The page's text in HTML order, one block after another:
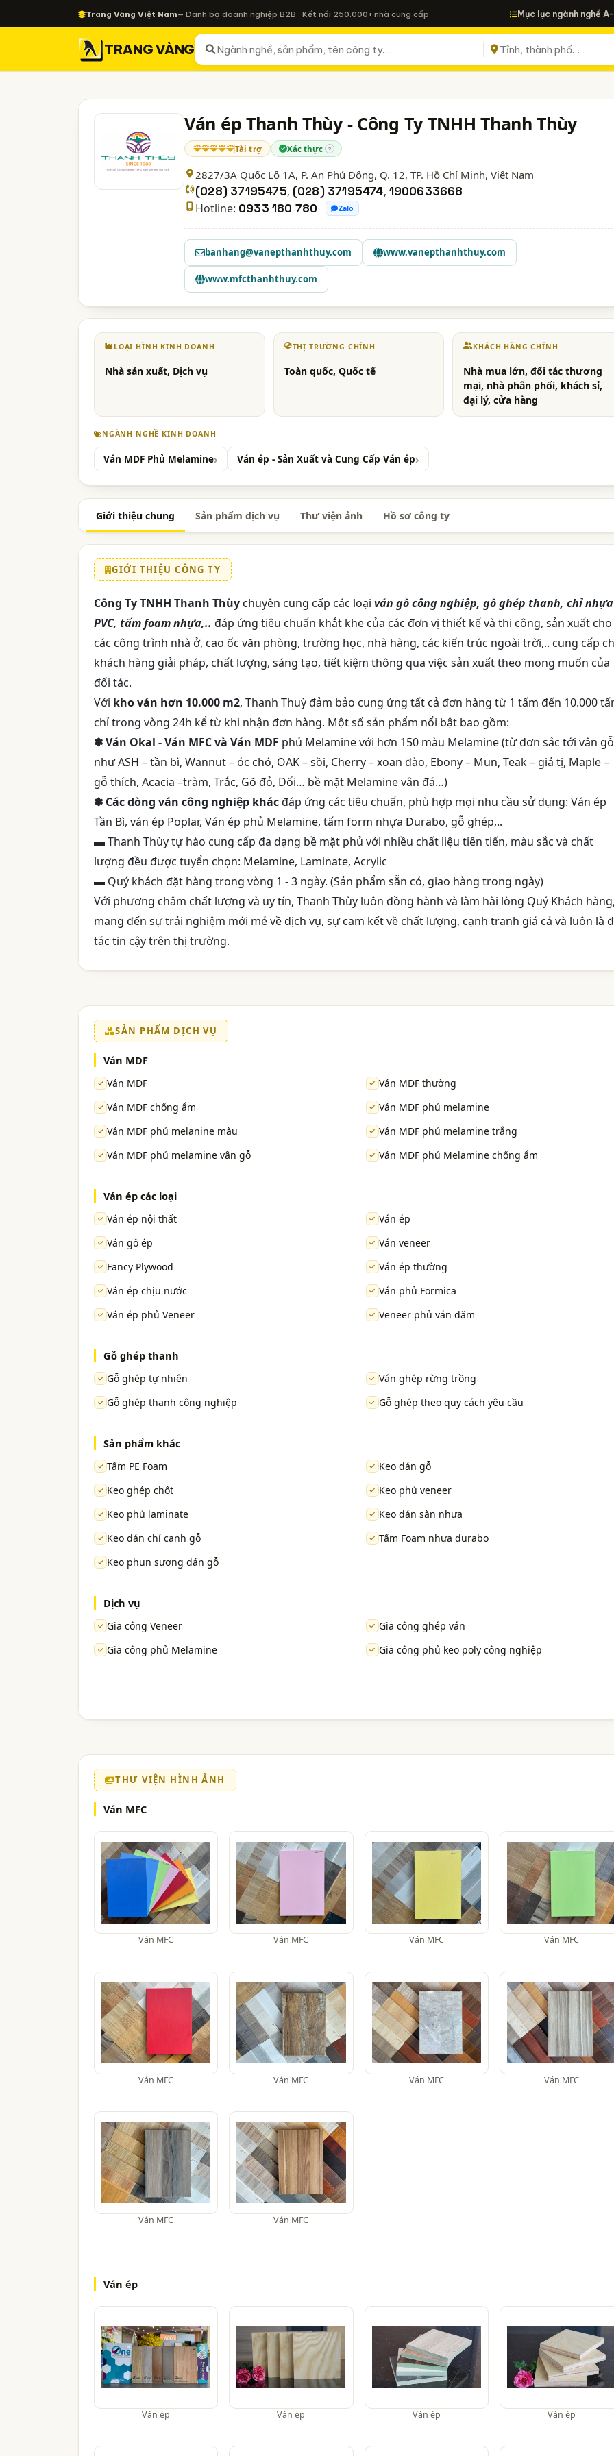
Trang Vàng Việt Nam— Danh bạ doanh nghiệp B2B · Kết nối 250.000+ nhà cung cấp Mục lục ngành nghề
TRANG VÀNG
Ván ép Thanh Thùy - Công Ty TNHH Thanh Thùy
Tài trợ Xác thực ?
2827/3A Quốc Lộ 1A, P. An Phú Đông, Q. 12, TP. Hồ Chí Minh, Việt Nam
(028) 37195475, (028) 37195474, 1900633668
Hotline: 0933 180 780 Zalo
banhang@vanepthanhthuy.com www.vanepthanhthuy.com
www.mfcthanhthuy.com
LOẠI HÌNH KINH DOANH
Nhà sản xuất, Dịch vụ
THỊ TRƯỜNG CHÍNH
Toàn quốc, Quốc tế
KHÁCH HÀNG CHÍNH
Nhà mua lớn, đối tác thương
mại, nhà phân phối, khách sỉ,
đại lý, cửa hàng
NGÀNH NGHỀ KINH DOANH
Ván MDF Phủ Melamine Ván ép - Sản Xuất và Cung Cấp Ván ép
Giới thiệu chung Sản phẩm dịch vụ Thư viện ảnh Hồ sơ công ty
GIỚI THIỆU CÔNG TY
Công Ty TNHH Thanh Thùy chuyên cung cấp các loại ván gỗ công nghiệp, gỗ ghép thanh, chỉ nhựa
PVC, tấm foam nhựa,.. đáp ứng tiêu chuẩn khắt khe của các đơn vị thiết kế và thi công, sản xuất cho
các công trình nhà ở, cao ốc văn phòng, trường học, nhà hàng, các kiến trúc ngoài trời,.. cung cấp
khách hàng giải pháp, chất lượng, sáng tạo, tiết kiệm thông qua việc sản xuất theo mong muốn của
đối tác.
Với kho ván hơn 10.000 m2, Thanh Thuỳ đảm bảo cung ứng tất cả đơn hàng từ 1 tấm đến 10.000
chỉ trong vòng 24h kể từ khi nhận đơn hàng. Một số sản phẩm nổi bật bao gồm:
✽ Ván Okal - Ván MFC và Ván MDF phủ Melamine với hơn 150 màu Melamine (từ đơn sắc tới vân gỗ
như ASH – tần bì, Wannut – óc chó, OAK – sồi, Cherry – xoan đào, Ebony – Mun, Teak – giả tị, Maple –
gỗ thích, Acacia –tràm, Trắc, Gõ đỏ, Dổi… bề mặt Melamine vân đá…)
✽ Các dòng ván công nghiệp khácđáp ứng các tiêu chuẩn, phù hợp mọi nhu cầu sử dụng: Ván ép
Tần Bì, ván ép Poplar, Ván ép phủ Melamine, tấm form nhựa Durabo, gỗ ghép,..
▬ Thanh Thùy tự hào cung cấp đa dạng bề mặt phủ với nhiều chất liệu tiên tiến, màu sắc và chất
lượng đều được tuyển chọn: Melamine, Laminate, Acrylic
▬ Quý khách đặt hàng trong vòng 1 - 3 ngày. (Sản phẩm sẵn có, giao hàng trong ngày)
Với phương châm chất lượng và uy tín, Thanh Thùy luôn đồng hành và làm hài lòng Quý Khách
mang đến sự trải nghiệm mới mẻ về dịch vụ, sự cam kết về chất lượng, cạnh tranh giá cả và luôn là
tác tin cậy trên thị trường.
SẢN PHẨM DỊCH VỤ
Ván MDF
Ván MDF
Ván MDF thường
Ván MDF chống ẩm
Ván MDF phủ melamine
Ván MDF phủ melanine màu
Ván MDF phủ melamine trắng
Ván MDF phủ melamine vân gỗ
Ván MDF phủ Melamine chống ẩm
Ván ép các loại
Ván ép nội thất
Ván ép
Ván gỗ ép
Ván veneer
Fancy Plywood
Ván ép thường
Ván ép chịu nước
Ván phủ Formica
Ván ép phủ Veneer
Veneer phủ ván dăm
Gỗ ghép thanh
Gỗ ghép tự nhiên
Ván ghép rừng trồng
Gỗ ghép thanh công nghiệp
Gỗ ghép theo quy cách yêu cầu
Sản phẩm khác
Tấm PE Foam
Keo dán gỗ
Keo ghép chốt
Keo phủ veneer
Keo phủ laminate
Keo dán sàn nhựa
Keo dán chỉ cạnh gỗ
Tấm Foam nhựa durabo
Keo phun sương dán gỗ
Dịch vụ
Gia công Veneer
Gia công ghép ván
Gia công phủ Melamine
Gia công phủ keo poly công nghiệp
THƯ VIỆN HÌNH ẢNH
Ván MFC
Ván MFC Ván MFC Ván MFC Ván MFC
Ván MFC Ván MFC Ván MFC Ván MFC
Ván MFC Ván MFC
Ván ép
Ván ép Ván ép Ván ép Ván ép